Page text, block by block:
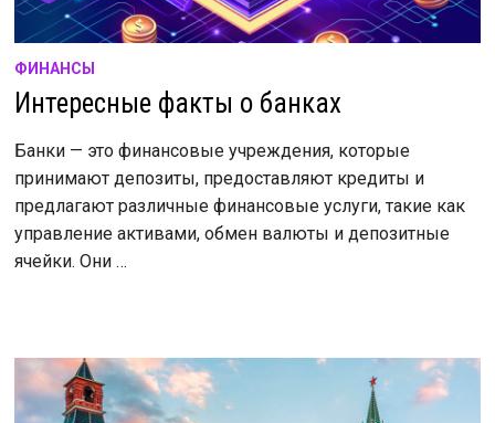
ФИНАНСЫ
Интересные факты о банках
Банки — это финансовые учреждения, которые
принимают депозиты, предоставляют кредиты и
предлагают различные финансовые услуги, такие как
управление активами, обмен валюты и депозитные
ячейки. Они …